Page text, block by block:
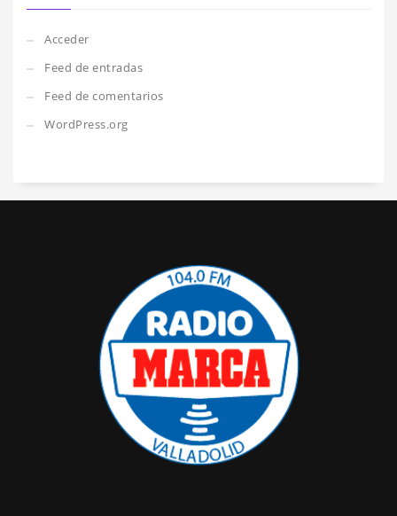
Acceder
Feed de entradas
Feed de comentarios
WordPress.org